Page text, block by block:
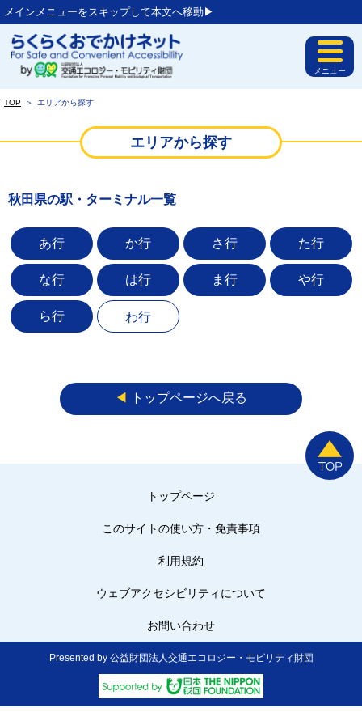
メインメニューをスキップして本文へ移動▶︎
メニュー
TOP ＞ エリアから探す
エリアから探す
秋田県の駅・ターミナル一覧
あ行 か行 さ行 た行
な行 は行 ま行 や行
ら行 わ行
◀︎ トップページへ戻る
トップページ
このサイトの使い方・免責事項
利用規約
ウェブアクセシビリティについて
お問い合わせ
Presented by 公益財団法人交通エコロジー・モビリティ財団